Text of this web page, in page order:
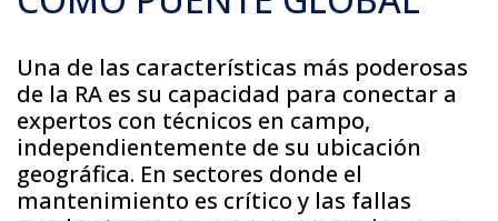
Una de las características más poderosas
de la RA es su capacidad para conectar a
expertos con técnicos en campo,
independientemente de su ubicación
geográfica. En sectores donde el
mantenimiento es crítico y las fallas